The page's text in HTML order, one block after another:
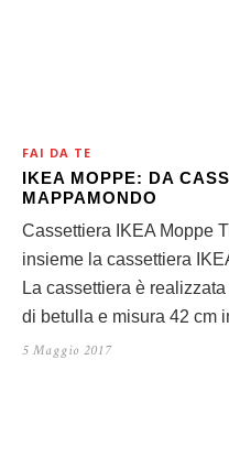
FAI DA TE
IKEA MOPPE: DA
MAPPAMONDO
Cassettiera IKEA Moppe
insieme la cassettiera
La cassettiera è
di betulla e misura 42 cm
5 Maggio 2017